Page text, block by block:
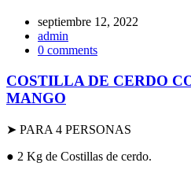
septiembre 12, 2022
admin
0 comments
COSTILLA DE CERDO
MANGO
➤ PARA 4 PERSONAS
● 2 Kg de Costillas de cerdo.